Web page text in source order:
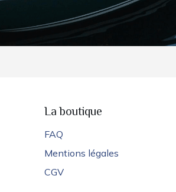
La boutique
FAQ
Mentions légales
CGV